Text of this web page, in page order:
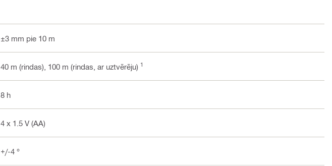
±3 mm pie 10 m
40 m (rindas), 100 m (rindas, ar uztvērēju) 1
8 h
4 x 1.5 V (AA)
+/-4 °